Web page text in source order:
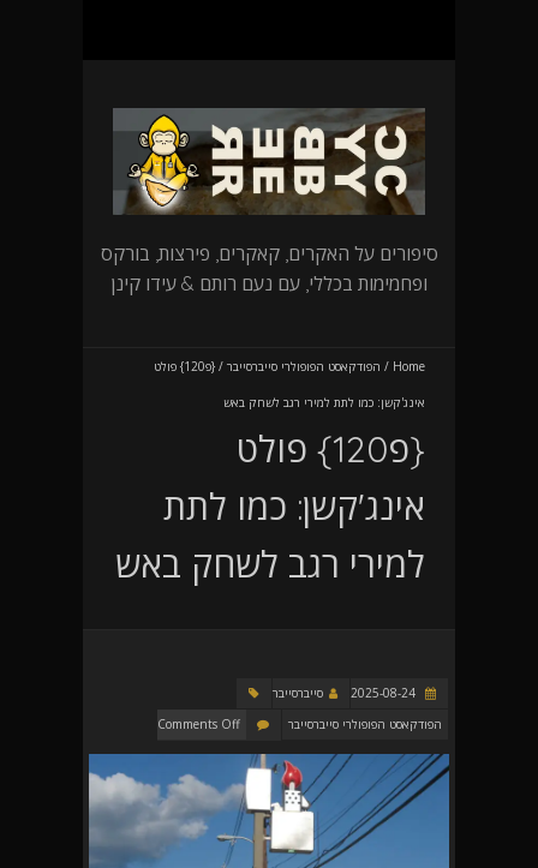
סיפורים על האקרים, קאקרים, פירצות, בורקס
ופחמימות בכללי, עם נעם רותם & עידו קינן
Home
/ הפודקאסט הפופולרי סייברסייבר / {פ120} פולט
אינג'קשן: כמו לתת למירי רגב לשחק באש
{פ120} פולט
אינג'קשן: כמו לתת
למירי רגב לשחק באש
סייברסייבר
הפודקאסט הפופולרי סייברסייבר
Comments Off